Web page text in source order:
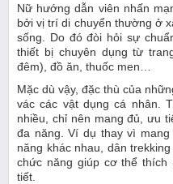
Nữ hướng dẫn viên nhấn
bởi vị trí di chuyển thường ở
sống. Do đó đòi hỏi sự
thiết bị chuyên dụng từ
đêm), đồ ăn, thuốc men…
Mặc dù vậy, đặc thù của
vác các vật dụng cá nhân.
nhiều, chỉ nên mang đủ, ưu
đa năng. Ví dụ thay vì
năng khác nhau, dân
chức năng giúp cơ thể
tiết.